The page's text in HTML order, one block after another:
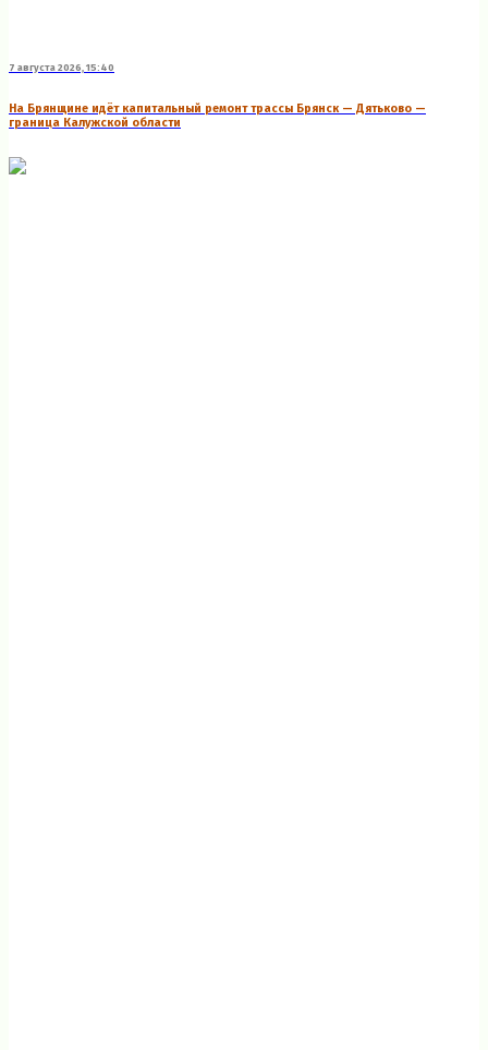
7 августа 2026, 15:40
На Брянщине идёт капитальный ремонт трассы Брянск — Дятьково —
граница Калужской области